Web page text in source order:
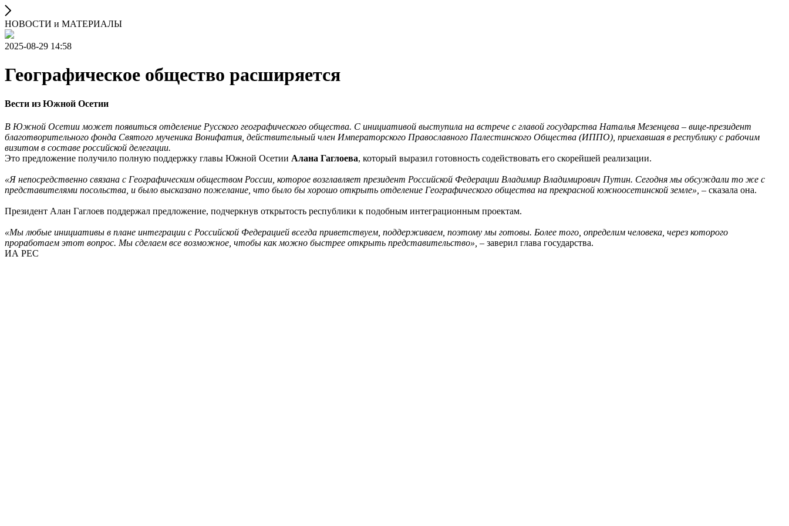
НОВОСТИ и МАТЕРИАЛЫ
2025-08-29 14:58
Географическое общество расширяется
Вести из Южной Осетии
В Южной Осетии может появиться отделение Русского географического общества. С инициативой выступила на встрече с главой государства Наталья Мезенцева – вице-президент
благотворительного фонда Святого мученика Вонифатия, действительный член Императорского Православного Палестинского Общества (ИППО), приехавшая в республику с рабочим
визитом в составе российской делегации.
Это предложение получило полную поддержку главы Южной Осетии Алана Гаглоева, который выразил готовность содействовать его скорейшей реализации.
«Я непосредственно связана с Географическим обществом России, которое возглавляет президент Российской Федерации Владимир Владимирович Путин. Сегодня мы обсуждали то же с
представителями посольства, и было высказано пожелание, что было бы хорошо открыть отделение Географического общества на прекрасной южноосетинской земле», – сказала она.
Президент Алан Гаглоев поддержал предложение, подчеркнув открытость республики к подобным интеграционным проектам.
«Мы любые инициативы в плане интеграции с Российской Федерацией всегда приветствуем, поддерживаем, поэтому мы готовы. Более того, определим человека, через которого
проработаем этот вопрос. Мы сделаем все возможное, чтобы как можно быстрее открыть представительство», – заверил глава государства.
ИА РЕС